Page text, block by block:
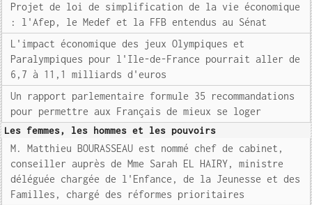
Projet de loi de simplification de la vie économique
: l'Afep, le Medef et la FFB entendus au Sénat
L'impact économique des jeux Olympiques et
Paralympiques pour l'Ile-de-France pourrait aller de
6,7 à 11,1 milliards d'euros
Un rapport parlementaire formule 35 recommandations
pour permettre aux Français de mieux se loger
Les femmes, les hommes et les pouvoirs
M. Matthieu BOURASSEAU est nommé chef de cabinet,
conseiller auprès de Mme Sarah EL HAIRY, ministre
déléguée chargée de l'Enfance, de la Jeunesse et des
Familles, chargé des réformes prioritaires